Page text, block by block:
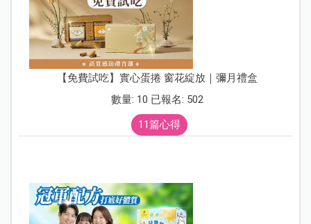
【免費試吃】實心蛋捲 窗花綻放｜彌月禮盒
數量: 10 已報名: 502
11篇心得